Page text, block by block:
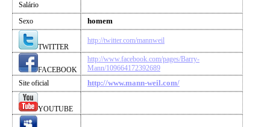
Salário
Sexo
homem
TWITTER
http://twitter.com/mannweil
FACEBOOK
http://www.facebook.com/pages/Barry-
Mann/109664172392689
Site oficial
http://www.mann-weil.com/
YOUTUBE